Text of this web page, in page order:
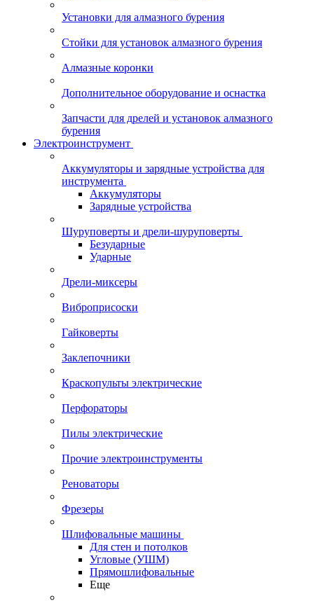
Установки для алмазного бурения
Стойки для установок алмазного бурения
Алмазные коронки
Дополнительное оборудование и оснастка
Запчасти для дрелей и установок алмазного
бурения
Электроинструмент
Аккумуляторы и зарядные устройства для
инструмента
Аккумуляторы
Зарядные устройства
Шуруповерты и дрели-шуруповерты
Безударные
Ударные
Дрели-миксеры
Виброприсоски
Гайковерты
Заклепочники
Краскопульты электрические
Перфораторы
Пилы электрические
Прочие электроинструменты
Реноваторы
Фрезеры
Шлифовальные машины
Для стен и потолков
Угловые (УШМ)
Прямошлифовальные
Еще